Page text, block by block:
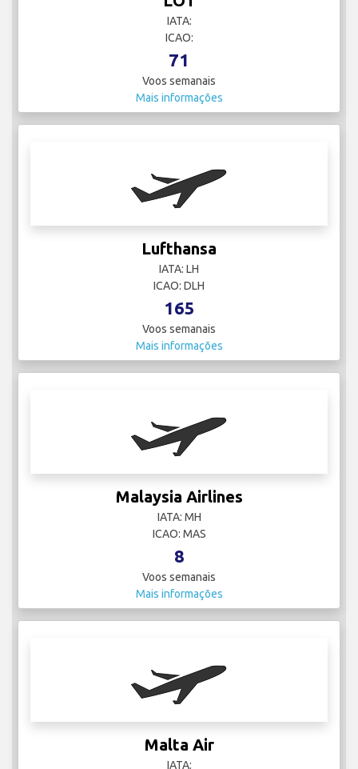
IATA:
ICAO:
71
Voos semanais
Mais informações
Lufthansa
IATA: LH
ICAO: DLH
165
Voos semanais
Mais informações
Malaysia Airlines
IATA: MH
ICAO: MAS
8
Voos semanais
Mais informações
Malta Air
IATA: